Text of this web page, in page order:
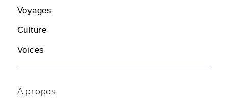
Voyages
Culture
Voices
A propos